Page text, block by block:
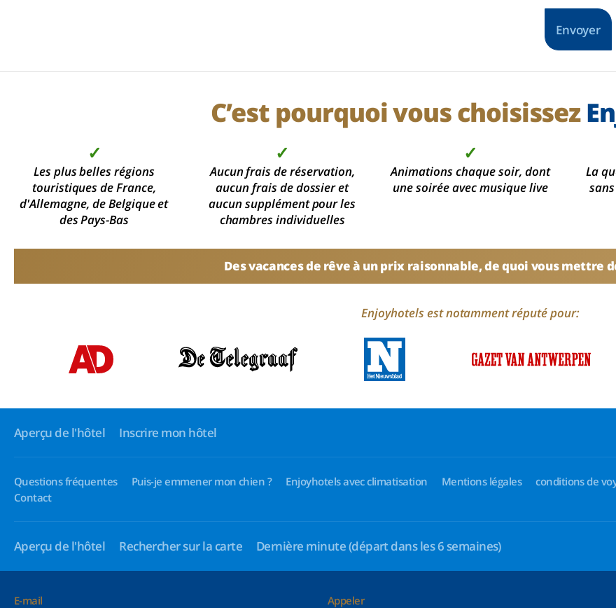
Envoyer
C’est pourquoi vous choisissez
✓
Les plus belles régions
touristiques de France,
d'Allemagne, de Belgique et
des Pays-Bas
✓
Aucun frais de réservation,
aucun frais de dossier et
aucun supplément pour les
chambres individuelles
✓
Animations chaque soir, dont
une soirée avec musique live
La
Des vacances de rêve à un prix raisonnable, de quoi vous mettre
Enjoyhotels est notamment réputé pour:
Aperçu de l'hôtel Inscrire mon hôtel
Questions fréquentes Puis-je emmener mon chien ? Enjoyhotels avec climatisation Mentions légales conditions de
Contact
Aperçu de l'hôtel Rechercher sur la carte Dernière minute(départ dans les 6 semaines)
E-mail Appeler